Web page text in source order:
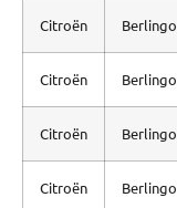
Citroën Berlingo
Citroën Berlingo
Citroën Berlingo
Citroën Berlingo